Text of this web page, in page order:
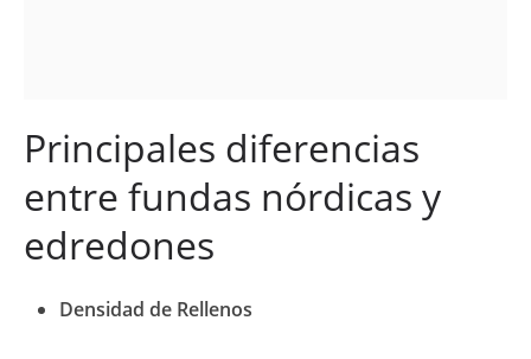
Principales diferencias
entre fundas nórdicas y
edredones
Densidad de Rellenos